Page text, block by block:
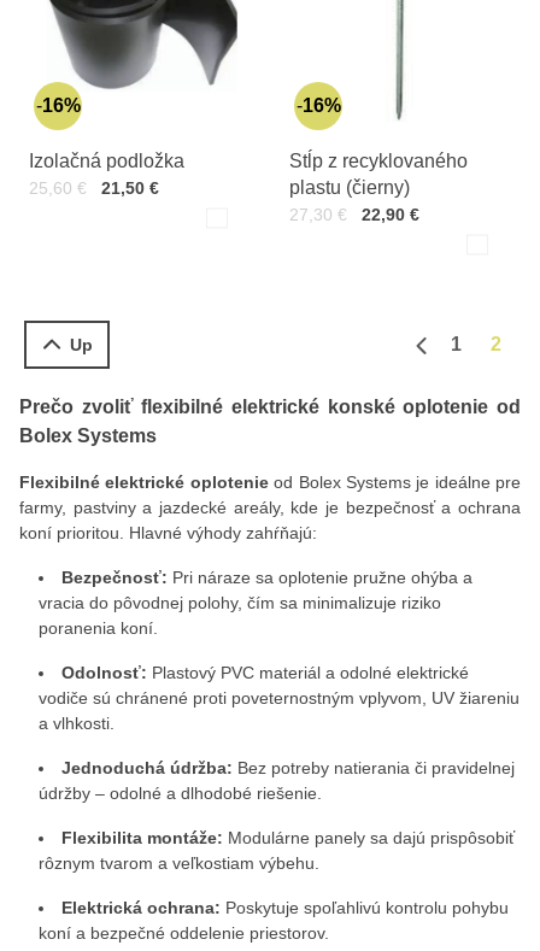
Izolačná podložka
Cena s DPH21,50 €
Pred zľavou:
25,60 €
16%
Varianty:
Stĺp z recyklovaného
plastu (čierny)
Cena s DPH22,90 €
Pred zľavou:
27,30 €
16%
Up 1 2
Prečo zvoliť flexibilné elektrické konské oplotenie od
Bolex Systems
Flexibilné elektrické oplotenieod Bolex Systems je ideálne pre
farmy, pastviny a jazdecké areály, kde je bezpečnosť a ochrana
koní prioritou. Hlavné výhody zahŕňajú:
Bezpečnosť: Pri náraze sa oplotenie pružne ohýba a
vracia do pôvodnej polohy, čím sa minimalizuje riziko
poranenia koní.
Odolnosť: Plastový PVC materiál a odolné elektrické
vodiče sú chránené proti poveternostným vplyvom, UV žiareniu
a vlhkosti.
Jednoduchá údržba: Bez potreby natierania či pravidelnej
údržby – odolné a dlhodobé riešenie.
Flexibilita montáže: Modulárne panely sa dajú prispôsobiť
rôznym tvarom a veľkostiam výbehu.
Elektrická ochrana: Poskytuje spoľahlivú kontrolu pohybu
koní a bezpečné oddelenie priestorov.